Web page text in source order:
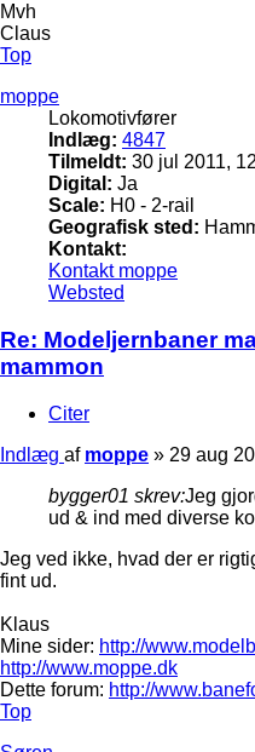
Mvh
Claus
Top
moppe
Lokomotivfører
Indlæg: 4847
Tilmeldt: 30 jul 2011,
Digital: Ja
Scale: H0 - 2-rail
Geografisk sted:
Kontakt:
Kontakt moppe
Websted
Re: Modeljernbaner
mammon
Citer
Indlæg af moppe » 29 aug
bygger01 skrev:Jeg
ud & ind med diverse
Jeg ved ikke, hvad der er
fint ud.
Klaus
Mine sider: http://
http://www.moppe.dk
Dette forum: http://
Top